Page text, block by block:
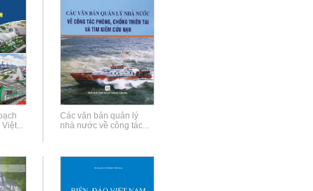
Các văn bản quản lý
nhà nước về công tác...